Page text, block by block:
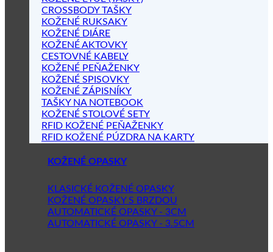
CROSSBODY TAŠKY
KOŽENÉ RUKSAKY
KOŽENÉ DIÁRE
KOŽENÉ AKTOVKY
CESTOVNÉ KABELY
KOŽENÉ PEŇAŽENKY
KOŽENÉ SPISOVKY
KOŽENÉ ZÁPISNÍKY
TAŠKY NA NOTEBOOK
KOŽENÉ STOLOVÉ SETY
RFID KOŽENÉ PEŇAŽENKY
RFID KOŽENÉ PÚZDRA NA KARTY
KOŽENÉ OPASKY
KLASICKÉ KOŽENÉ OPASKY
KOŽENÉ OPASKY S BRZDOU
AUTOMATICKÉ OPASKY - 3CM
AUTOMATICKÉ OPASKY - 3.5CM